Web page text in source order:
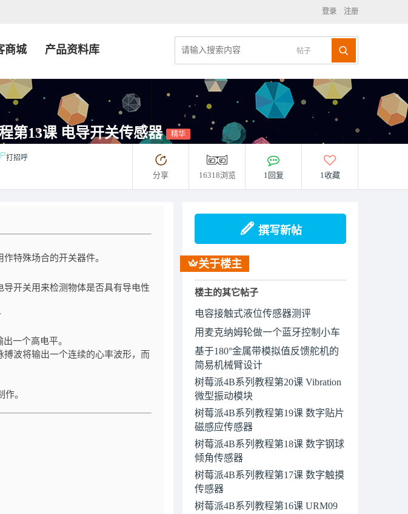
登录 注册
帖子
商城 产品资料库
第13课 电导开关传感器 精华
打招呼
分享 16318浏览 1回复 1收藏
特殊场合的开关器件。
开关用来检测物体是否具有导电性
一个高电平。
波将输出一个连续的心率波形，而
。
撰写新帖
关于楼主
楼主的其它帖子
电容接触式液位传感器测评
用麦克纳姆轮做一个蓝牙控制小车
基于180°金属带模拟值反馈舵机的
简易机械臂设计
树莓派4B系列教程第20课 Vibration
微型振动模块
树莓派4B系列教程第19课 数字贴片
磁感应传感器
树莓派4B系列教程第18课 数字钢球
倾角传感器
树莓派4B系列教程第17课 数字触摸
传感器
树莓派4B系列教程第16课 URM09